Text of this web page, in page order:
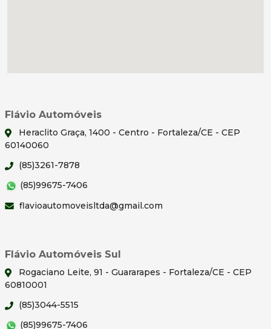
Flávio Automóveis
Heraclito Graça, 1400 - Centro - Fortaleza/CE - CEP
60140060
(85)3261-7878
(85)99675-7406
flavioautomoveisltda@gmail.com
Flávio Automóveis Sul
Rogaciano Leite, 91 - Guararapes - Fortaleza/CE - CEP
60810001
(85)3044-5515
(85)99675-7406